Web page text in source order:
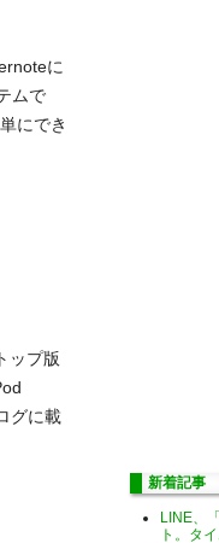
に
ムで
にでき
ップ版
グに載
新着記事
LINE、
ト。タ